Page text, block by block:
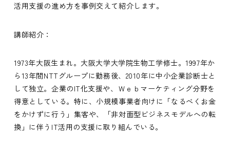
活用支援の進め方を事例交えて紹介します。
講師紹介：
1973年大阪生まれ。大阪大学大学院生物工学修士。1997年か
ら13年間NTTグループに勤務後、2010年に中小企業診断士と
して独立。企業のIT化支援や、Ｗｅｂマーケティング分野を
得意としている。特に、小規模事業者向けに「なるべくお金
をかけずに行う」集客や、「非対面型ビジネスモデルへの転
換」に伴うIT活用の支援に取り組んでいる。